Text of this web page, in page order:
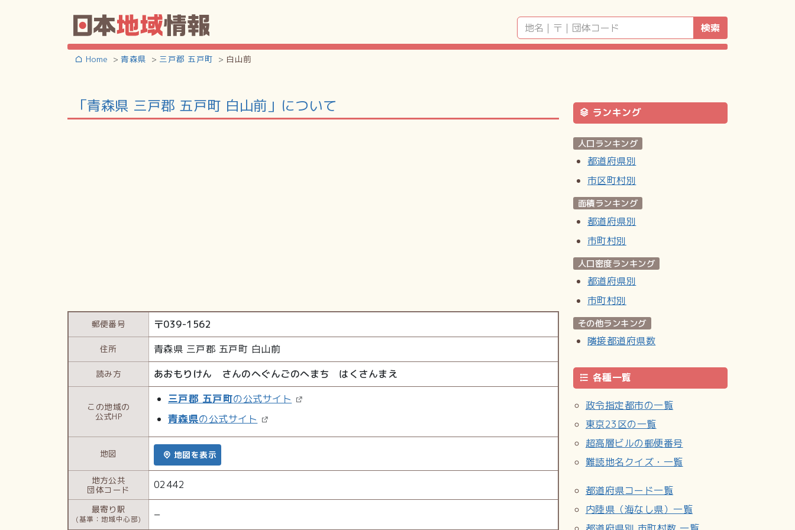
検索
Home 青森県 三戸郡 五戸町 白山前
「青森県 三戸郡 五戸町 白山前」について
郵便番号 〒039-1562
住所 青森県 三戸郡 五戸町 白山前
読み方 あおもりけん さんのへぐんごのへまち はくさんまえ
この地域の
公式HP
三戸郡 五戸町の公式サイト
青森県の公式サイト
地図 地図を表示
地方公共
団体コード
02442
最寄り駅
(基準：地域中心部) −
ランキング
人口ランキング
都道府県別
市区町村別
面積ランキング
都道府県別
市町村別
人口密度ランキング
都道府県別
市町村別
その他ランキング
隣接都道府県数
各種一覧
政令指定都市の一覧
東京23区の一覧
超高層ビルの郵便番号
難読地名クイズ・一覧
都道府県コード一覧
内陸県（海なし県）一覧